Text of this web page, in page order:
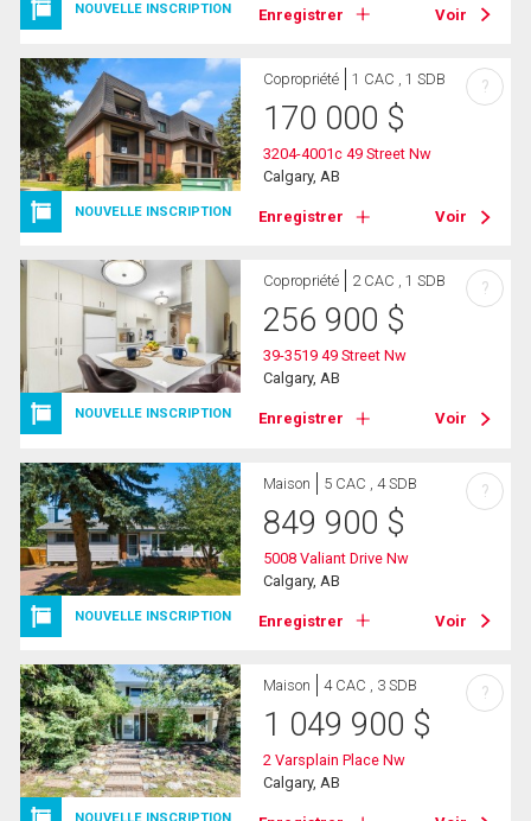
NOUVELLE INSCRIPTION Enregistrer Voir
NOUVELLE INSCRIPTION
Copropriété 1 CAC , 1 SDB
170 000 $
3204-4001c 49 Street Nw
Calgary, AB
Enregistrer Voir
?
NOUVELLE INSCRIPTION
Copropriété 2 CAC , 1 SDB
256 900 $
39-3519 49 Street Nw
Calgary, AB
Enregistrer Voir
?
NOUVELLE INSCRIPTION
Maison 5 CAC , 4 SDB
849 900 $
5008 Valiant Drive Nw
Calgary, AB
Enregistrer Voir
?
Maison 4 CAC , 3 SDB
1 049 900 $
2 Varsplain Place Nw
Calgary, AB
?